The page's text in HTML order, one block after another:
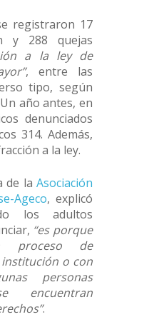
registraron 17
y 288 quejas
a la ley de
, entre las
tipo, según
año antes, en
denunciados
314. Además,
a la ley.
de la Asociación
Ageco, explicó
los adultos
“es porque
proceso de
o con
personas
.